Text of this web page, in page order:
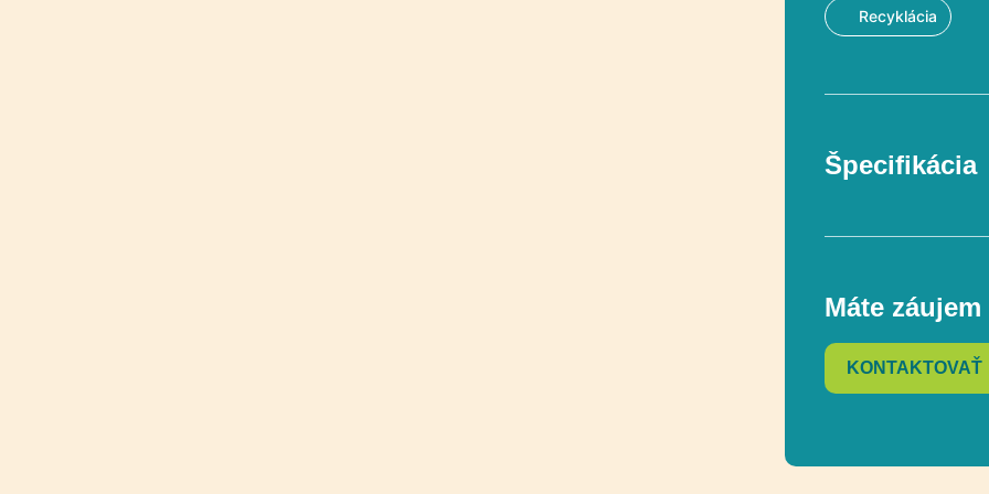
Recyklácia
Špecifikácia
Výška voľného
Máte
KONTAKTOVAŤ